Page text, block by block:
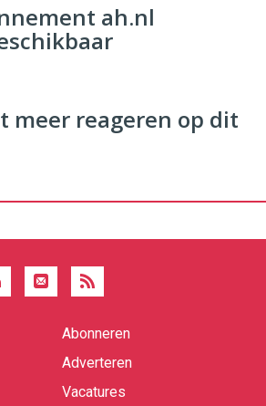
ah.nl
meer reageren op dit
Abonneren
Adverteren
Vacatures